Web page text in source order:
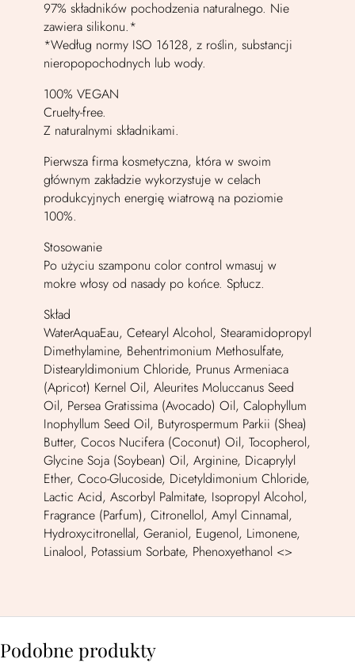
97% składników pochodzenia naturalnego. Nie
zawiera silikonu.*
*Według normy ISO 16128, z roślin, substancji
nieropopochodnych lub wody.
100% VEGAN
Cruelty-free.
Z naturalnymi składnikami.
Pierwsza firma kosmetyczna, która w swoim
głównym zakładzie wykorzystuje w celach
produkcyjnych energię wiatrową na poziomie
100%.
Stosowanie
Po użyciu szamponu color control wmasuj w
mokre włosy od nasady po końce. Spłucz.
Skład
WaterAquaEau, Cetearyl Alcohol, Stearamidopropyl
Dimethylamine, Behentrimonium Methosulfate,
Distearyldimonium Chloride, Prunus Armeniaca
(Apricot) Kernel Oil, Aleurites Moluccanus Seed
Oil, Persea Gratissima (Avocado) Oil, Calophyllum
Inophyllum Seed Oil, Butyrospermum Parkii (Shea)
Butter, Cocos Nucifera (Coconut) Oil, Tocopherol,
Glycine Soja (Soybean) Oil, Arginine, Dicaprylyl
Ether, Coco-Glucoside, Dicetyldimonium Chloride,
Lactic Acid, Ascorbyl Palmitate, Isopropyl Alcohol,
Fragrance (Parfum), Citronellol, Amyl Cinnamal,
Hydroxycitronellal, Geraniol, Eugenol, Limonene,
Linalool, Potassium Sorbate, Phenoxyethanol <>
Podobne produkty